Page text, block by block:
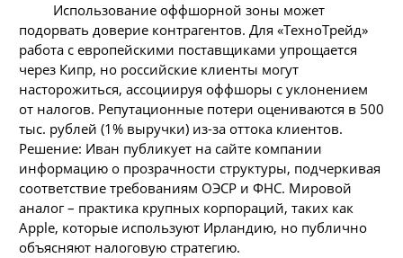
Использование оффшорной зоны может
подорвать доверие контрагентов. Для «ТехноТрейд»
работа с европейскими поставщиками упрощается
через Кипр, но российские клиенты могут
насторожиться, ассоциируя оффшоры с уклонением
от налогов. Репутационные потери оцениваются в 500
тыс. рублей (1% выручки) из-за оттока клиентов.
Решение: Иван публикует на сайте компании
информацию о прозрачности структуры, подчеркивая
соответствие требованиям ОЭСР и ФНС. Мировой
аналог – практика крупных корпораций, таких как
Apple, которые используют Ирландию, но публично
объясняют налоговую стратегию.